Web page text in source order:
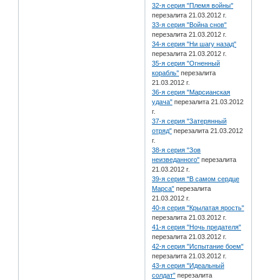
32-я серия "Племя войны"
перезалита 21.03.2012 г.
33-я серия "Война снов"
перезалита 21.03.2012 г.
34-я серия "Ни шагу назад"
перезалита 21.03.2012 г.
35-я серия "Огненный
корабль" перезалита
21.03.2012 г.
36-я серия "Марсианская
удача" перезалита 21.03.2012
г.
37-я серия "Затерянный
отряд" перезалита 21.03.2012
г.
38-я серия "Зов
неизведанного" перезалита
21.03.2012 г.
39-я серия "В самом сердце
Марса" перезалита
21.03.2012 г.
40-я серия "Крылатая ярость"
перезалита 21.03.2012 г.
41-я серия "Ночь предателя"
перезалита 21.03.2012 г.
42-я серия "Испытание боем"
перезалита 21.03.2012 г.
43-я серия "Идеальный
солдат" перезалита